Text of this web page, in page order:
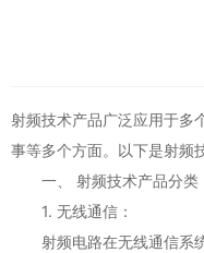
射频技术产品广泛应用于多
事等多个方面。以下是射频
一、 射频技术产品分类
1. 无线通信：
射频电路在无线通信系统